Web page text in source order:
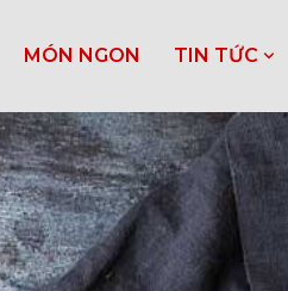
MÓN NGON TIN TỨC